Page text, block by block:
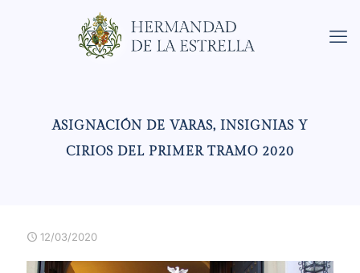
ASIGNACIÓN DE VARAS, INSIGNIAS Y
CIRIOS DEL PRIMER TRAMO 2020
12/03/2020